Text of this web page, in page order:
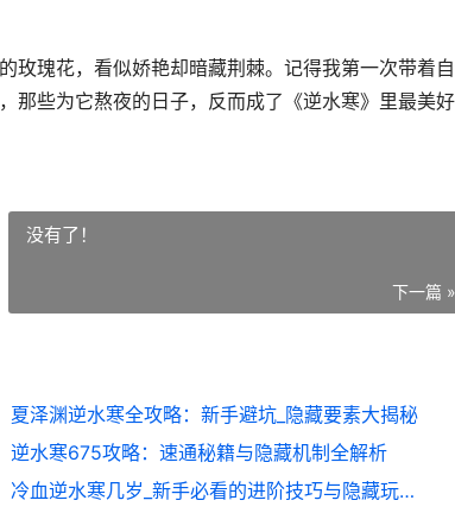
玫瑰花，看似娇艳却暗藏荆棘。记得我第一次带着自
那些为它熬夜的日子，反而成了《逆水寒》里最美
没有了！
下一篇 »
夏泽渊逆水寒全攻略：新手避坑_隐藏要素大揭秘
逆水寒675攻略：速通秘籍与隐藏机制全解析
冷血逆水寒几岁_新手必看的进阶技巧与隐藏玩法全解析